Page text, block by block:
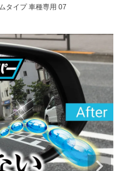
タイプ 車種専用 07